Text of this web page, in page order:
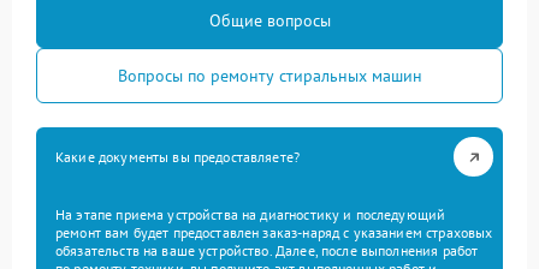
Общие вопросы
Вопросы по ремонту стиральных машин
Какие документы вы предоставляете?
На этапе приема устройства на диагностику и последующий
ремонт вам будет предоставлен заказ-наряд с указанием страховых
обязательств на ваше устройство. Далее, после выполнения работ